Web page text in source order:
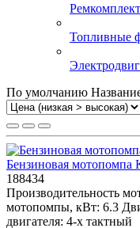
Топливные
По умолчанию
Бензиновая мотопомпа
188434
Производительность
мотопомпы, кВт: 6.3
двигателя: 4-х тактный